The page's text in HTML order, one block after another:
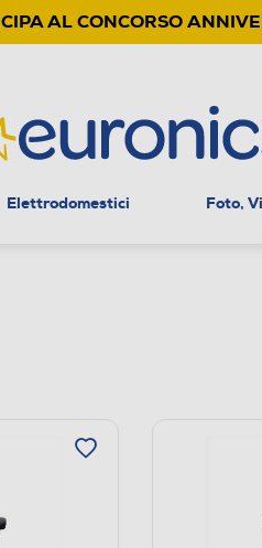
AL CONCORSO
Elettrodomestici Foto,